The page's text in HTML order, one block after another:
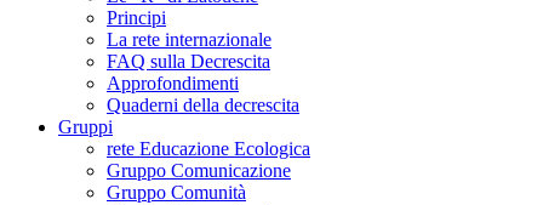
Principi
La rete internazionale
FAQ sulla Decrescita
Approfondimenti
Quaderni della decrescita
Gruppi
rete Educazione Ecologica
Gruppo Comunicazione
Gruppo Comunità